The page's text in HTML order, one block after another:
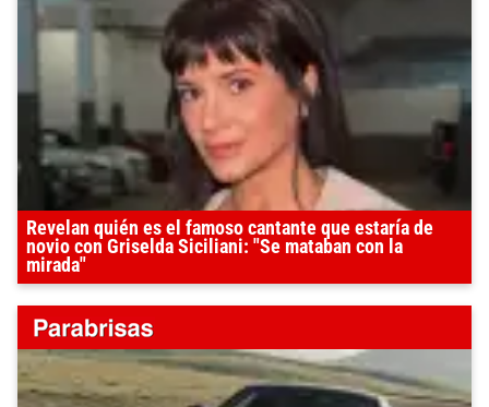
Revelan quién es el famoso cantante que estaría de
novio con Griselda Siciliani: "Se mataban con la
mirada"